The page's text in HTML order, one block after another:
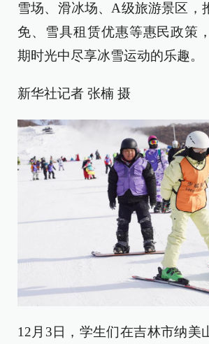
雪场、滑冰场、A级旅游景区，
免、雪具租赁优惠等惠民政策
期时光中尽享冰雪运动的乐趣。
新华社记者 张楠 摄
12月3日，学生们在吉林市纳美